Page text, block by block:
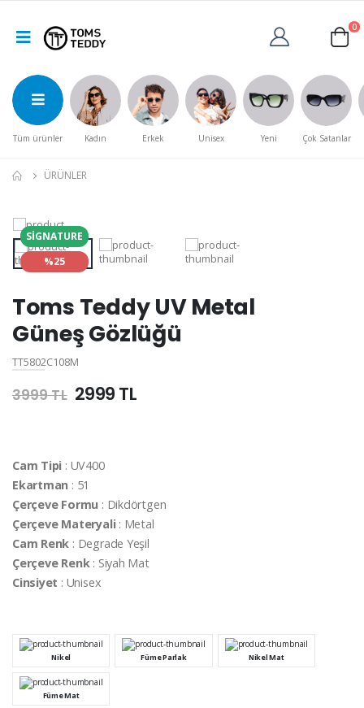
0
Tüm ürünler Kadın Erkek Unisex Yeni Çok Satanlar
ÜRÜNLER
SIGNATURE
%25
Toms Teddy UV Metal
Güneş Gözlüğü
TT5802C108M
3999 TL 2999 TL
Cam Tipi : UV400
Ekartman : 51
Çerçeve Formu : Dikdörtgen
Çerçeve Materyali: Metal
Cam Renk : Degrade Yeşil
Çerçeve Renk: Siyah Mat
Cinsiyet : Unisex
Nikel Füme Parlak Nikel Mat
Füme Mat